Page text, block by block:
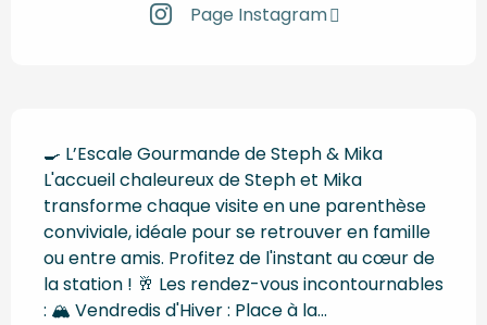
Page Instagram
🍳 L’Escale Gourmande de Steph & Mika
L'accueil chaleureux de Steph et Mika
transforme chaque visite en une parenthèse
conviviale, idéale pour se retrouver en famille
ou entre amis. Profitez de l'instant au cœur de
la station ! 🥂 Les rendez-vous incontournables
: 🏔️ Vendredis d'Hiver : Place à la...